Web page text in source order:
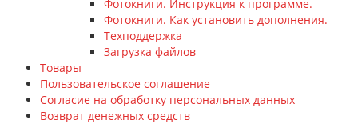
Фотокниги. Инструкция к программе.
Фотокниги. Как установить дополнения.
Техподдержка
Загрузка файлов
Товары
Пользовательское соглашение
Согласие на обработку персональных данных
Возврат денежных средств